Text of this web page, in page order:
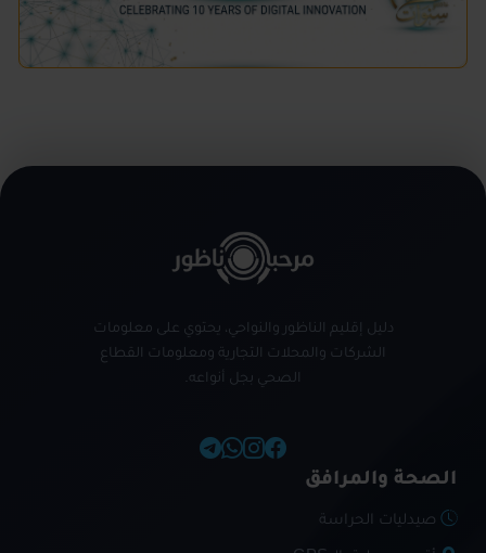
دليل إقليم الناظور والنواحي، يحتوي على معلومات
الشركات والمحلات التجارية ومعلومات القطاع
الصحي بجل أنواعه.
الصحة والمرافق
صيدليات الحراسة